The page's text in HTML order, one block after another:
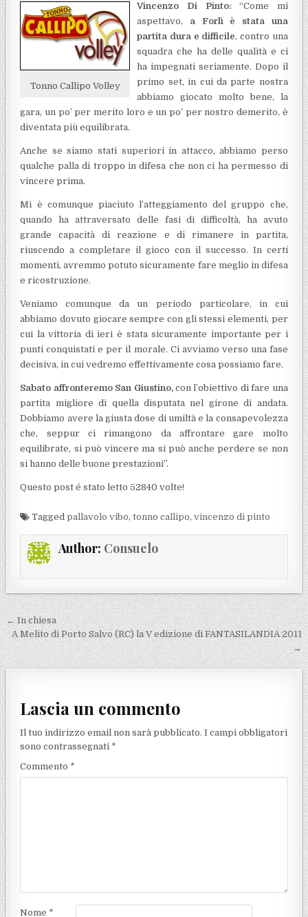
Tonno Callipo Volley
Vincenzo Di Pinto: “Come mi
aspettavo, a Forlì è stata una
partita dura e difficile, contro una
squadra che ha delle qualità e ci
ha impegnati seriamente. Dopo il
primo set, in cui da parte nostra
abbiamo giocato molto bene, la
gara, un po’ per merito loro e un po’ per nostro demerito, è
diventata più equilibrata.
Anche se siamo stati superiori in attacco, abbiamo perso
qualche palla di troppo in difesa che non ci ha permesso di
vincere prima.
Mi è comunque piaciuto l’atteggiamento del gruppo che,
quando ha attraversato delle fasi di difficoltà, ha avuto
grande capacità di reazione e di rimanere in partita,
riuscendo a completare il gioco con il successo. In certi
momenti, avremmo potuto sicuramente fare meglio in difesa
e ricostruzione.
Veniamo comunque da un periodo particolare, in cui
abbiamo dovuto giocare sempre con gli stessi elementi, per
cui la vittoria di ieri è stata sicuramente importante per i
punti conquistati e per il morale. Ci avviamo verso una fase
decisiva, in cui vedremo effettivamente cosa possiamo fare.
Sabato affronteremo San Giustino,con l’obiettivo di fare una
partita migliore di quella disputata nel girone di andata.
Dobbiamo avere la giusta dose di umiltà e la consapevolezza
che, seppur ci rimangono da affrontare gare molto
equilibrate, si può vincere ma si può anche perdere se non
si hanno delle buone prestazioni”.
Questo post é stato letto 52840 volte!
Taggedpallavolo vibo,tonno callipo,vincenzo di pinto
Author: Consuelo
Navigazione articoli
← In chiesa
A Melito di Porto Salvo (RC) la V edizione di FANTASILANDIA 2011
→
Lascia un commento
Il tuo indirizzo email non sarà pubblicato. I campi obbligatori
sono contrassegnati *
Commento *
Nome *